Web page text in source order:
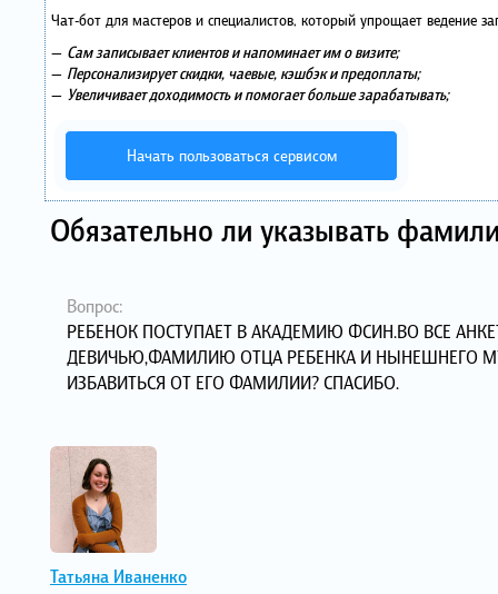
Чат-бот для мастеров и специалистов, который упрощает ведение
— Сам записывает клиентов и напоминает им о визите;
— Персонализирует скидки, чаевые, кэшбэк и предоплаты;
— Увеличивает доходимость и помогает больше зарабатывать;
Начать пользоваться сервисом
Обязательно ли указывать
Вопрос:
РЕБЕНОК ПОСТУПАЕТ В АКАДЕМИЮ ФСИН.ВО ВСЕ
ДЕВИЧЬЮ,ФАМИЛИЮ ОТЦА РЕБЕНКА И НЫНЕШНЕГО
ИЗБАВИТЬСЯ ОТ ЕГО ФАМИЛИИ? СПАСИБО.
Татьяна Иваненко